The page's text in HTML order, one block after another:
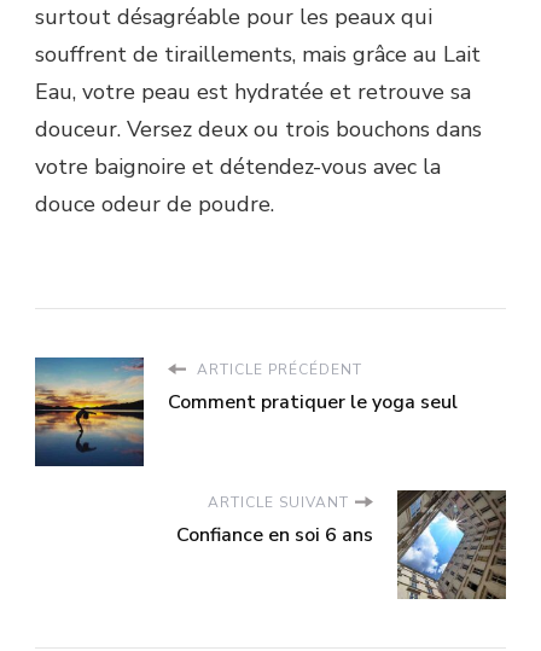
surtout désagréable pour les peaux qui
souffrent de tiraillements, mais grâce au Lait
Eau, votre peau est hydratée et retrouve sa
douceur. Versez deux ou trois bouchons dans
votre baignoire et détendez-vous avec la
douce odeur de poudre.
ARTICLE PRÉCÉDENT
Comment pratiquer le yoga seul
ARTICLE SUIVANT
Confiance en soi 6 ans